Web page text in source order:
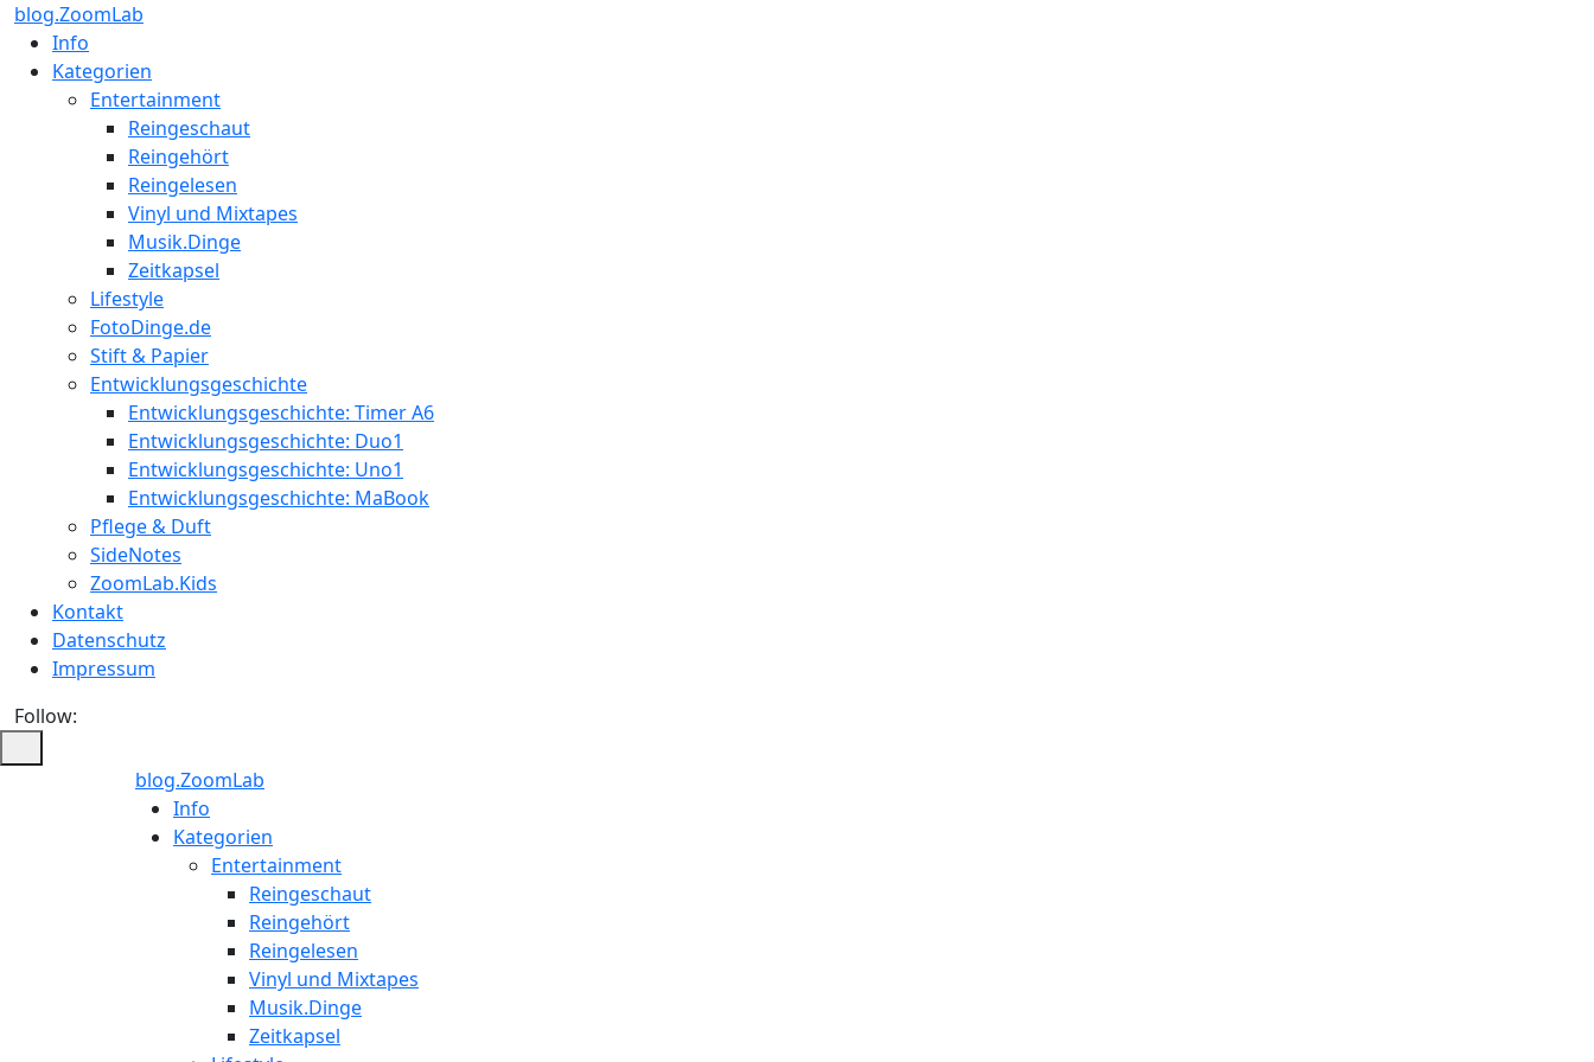
blog.ZoomLab
Info
Kategorien
Entertainment
Reingeschaut
Reingehört
Reingelesen
Vinyl und Mixtapes
Musik.Dinge
Zeitkapsel
Lifestyle
FotoDinge.de
Stift & Papier
Entwicklungsgeschichte
Entwicklungsgeschichte: Timer A6
Entwicklungsgeschichte: Duo1
Entwicklungsgeschichte: Uno1
Entwicklungsgeschichte: MaBook
Pflege & Duft
SideNotes
ZoomLab.Kids
Kontakt
Datenschutz
Impressum
Follow:
blog.ZoomLab
Info
Kategorien
Entertainment
Reingeschaut
Reingehört
Reingelesen
Vinyl und Mixtapes
Musik.Dinge
Zeitkapsel